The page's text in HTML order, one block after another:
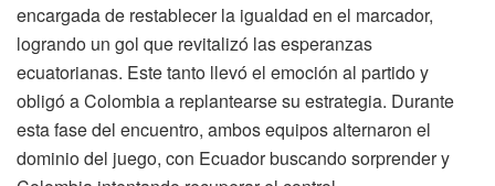
encargada de restablecer la igualdad en el marcador,
logrando un gol que revitalizó las esperanzas
ecuatorianas. Este tanto llevó el emoción al partido y
obligó a Colombia a replantearse su estrategia. Durante
esta fase del encuentro, ambos equipos alternaron el
dominio del juego, con Ecuador buscando sorprender y